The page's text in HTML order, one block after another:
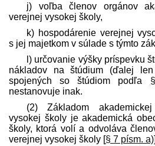
j) voľba členov orgánov
verejnej vysokej školy,
k) hospodárenie verejnej
s jej majetkom v súlade s týmto
l) určovanie výšky príspevku
nákladov na štúdium (ďalej
spojených so štúdiom podľa
nestanovuje inak.
(2) Základom
vysokej školy je akademická
školy, ktorá volí a odvoláva
verejnej vysokej školy [§ 7 písm. a)